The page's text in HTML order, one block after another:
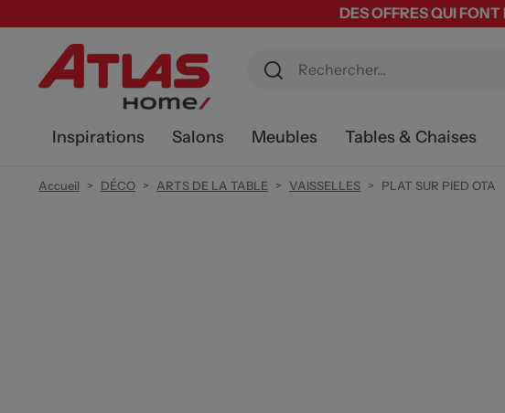
DES OFFRES QUI
Inspirations Salons Meubles Tables & Chaises
Accueil DÉCO ARTS DE LA TABLE VAISSELLES PLAT SUR PIED OTA